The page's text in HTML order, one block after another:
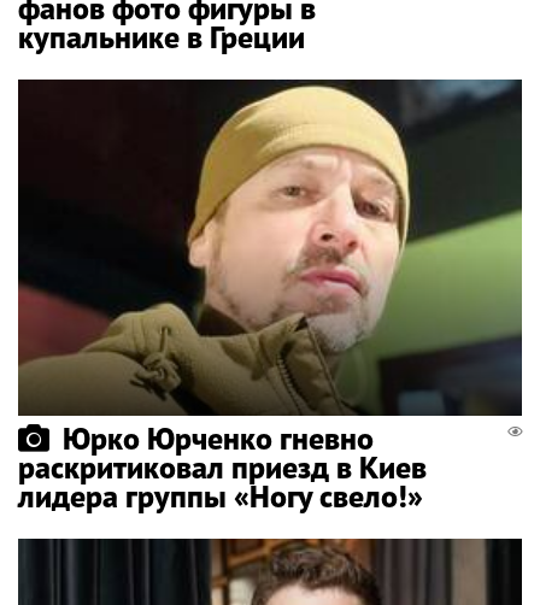
купальнике в Греции
Юрко Юрченко гневно
раскритиковал приезд в Киев
лидера группы «Ногу свело!»